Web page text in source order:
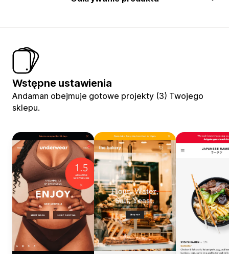
Wstępne ustawienia
Andaman obejmuje gotowe projekty (3) Twojego
sklepu.